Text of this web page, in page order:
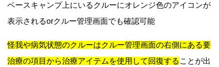
ベースキャンプ上にいるクルーにオレンジ色のアイコンが
表示されるorクルー管理画面でも確認可能
怪我や病気状態のクルーはクルー管理画面の右側にある要
治療の項目から治療アイテムを使用して回復する ことが出